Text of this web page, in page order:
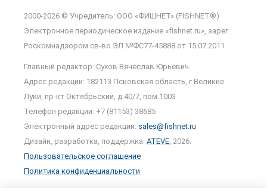
2000-2026 © Учредитель: ООО «ФИШНЕТ» (FISHNET®)
Электронное периодическое издание «fishnet.ru», зарег.
Роскомнадзором cв-во ЭЛ №ФС77-45888 от 15.07.2011
Главный редактор: Сухов Вячеслав Юрьевич
Адрес редакции: 182113 Псковская область, г.Великие
Луки, пр-кт Октябрьский, д.40/7, пом.1003
Телефон редакции: +7 (81153) 38685
Электронный адрес редакции: sales@fishnet.ru
Дизайн, разработка, поддержка: ATEVE , 2026.
Пользовательское соглашение
Политика конфиденциальности